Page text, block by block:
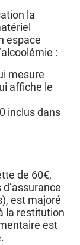
la
espace
:
mesure
affiche le
inclus dans
de 60€,
est majoré
la restitution
est